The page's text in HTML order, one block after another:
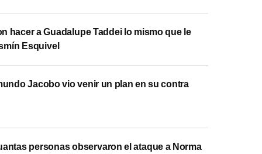
hacer a Guadalupe Taddei lo mismo que le
Esquivel
Jacobo vio venir un plan en su contra
personas observaron el ataque a Norma